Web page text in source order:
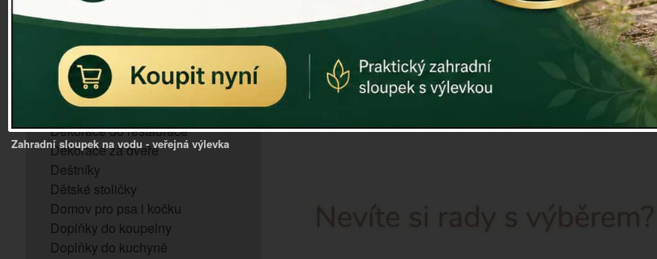
Buddha soška
BUDKY PRO SÝKORKY
Budky pro vrabce
Bytový textil
Dárky pro muže
Dekorace do bytu
Dekorace do restaurace
Dekorace za dveře
Deštníky
Dětské stoličky
Domov pro psa i kočku
Doplňky do koupelny
Doplňky do kuchyně
Zahradní sloupek na vodu - veřejná výlevka